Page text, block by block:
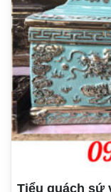
Tiểu quách sứ